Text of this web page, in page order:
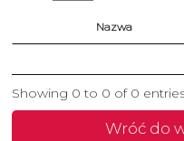
Nazwa
Showing 0 to 0 of 0
Wróć do